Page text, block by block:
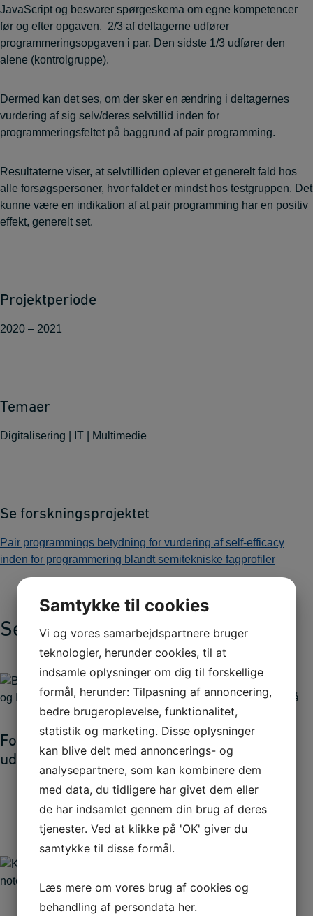
JavaScript og besvarer spørgeskema om egne kompetencer
før og efter opgaven. 2/3 af deltagerne udfører
programmeringsopgaven i par. Den sidste 1/3 udfører den
alene (kontrolgruppe).
Dermed kan det ses, om der sker en ændring i deltagernes
vurdering af sig selv/deres selvtillid inden for
programmeringsfeltet på baggrund af pair programming.
Resultaterne viser, at selvtilliden oplever et generelt fald hos
alle forsøgspersoner, hvor faldet er mindst hos testgruppen. Det
kunne være en indikation af at pair programming har en positiv
effekt, generelt set.
Projektperiode
2020 – 2021
Temaer
Digitalisering | IT | Multimedie
Se forskningsprojektet
Pair programmings betydning for vurdering af self-efficacy
inden for programmering blandt semitekniske fagprofiler
Se også
Forskning og
udvikling på IBA
Samspil mellem
forskning,
uddannelse og
arbejdsmarked
Samtykke til cookies
Vi og vores samarbejdspartnere bruger
teknologier, herunder cookies, til at
indsamle oplysninger om dig til forskellige
formål, herunder: Tilpasning af annoncering,
bedre brugeroplevelse, funktionalitet,
statistik og marketing. Disse oplysninger
kan blive delt med annoncerings- og
analysepartnere, som kan kombinere dem
med data, du tidligere har givet dem eller
de har indsamlet gennem din brug af deres
tjenester. Ved at klikke på 'OK' giver du
samtykke til disse formål.
Læs mere om vores brug af cookies og
behandling af persondata her.